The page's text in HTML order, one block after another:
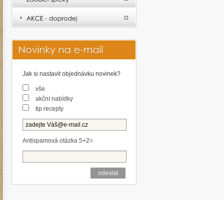
Jak si nastavit objednávku novinek?
vše
akční nabídky
tip recepty
Antispamová otázka 5+2=